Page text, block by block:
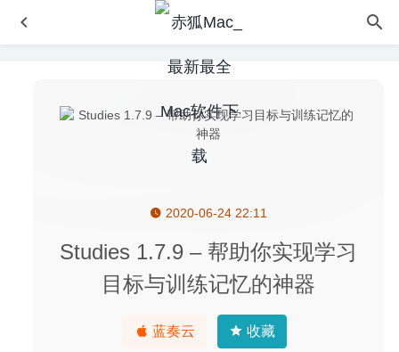
2020-06-24 22:11
Studies 1.7.9 – 帮助你实现学习
目标与训练记忆的神器
蓝奏云 收藏
Slidepad 1.0.28 for Mac- WEB应用侧边滑动窗口切换神器
Wirecast Pro 16.5.3 中文版 – 专业摄像直播视频工具
Master of Typing(打字大师) 3.11.0 (15.11.0) 中文版-打字
2020-03-28